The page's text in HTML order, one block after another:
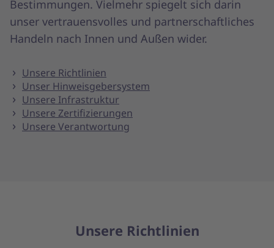
Bestimmungen. Vielmehr spiegelt sich darin
unser vertrauensvolles und partnerschaftliches
Handeln nach Innen und Außen wider.
Unsere Richtlinien
Unser Hinweisgebersystem
Unsere Infrastruktur
Unsere Zertifizierungen
Unsere Verantwortung
Unsere Richtlinien